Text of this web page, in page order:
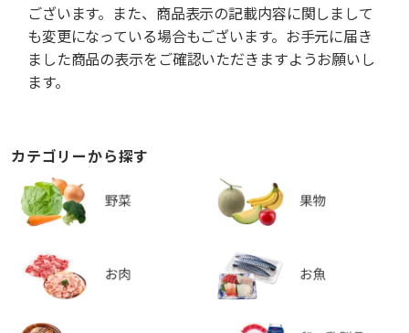
ございます。また、商品表示の記載内容に関しまして
も変更になっている場合もございます。お手元に届き
ました商品の表示をご確認いただきますようお願いし
ます。
カテゴリーから探す